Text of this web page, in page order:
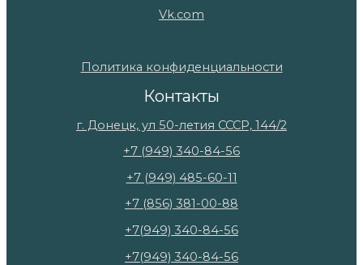
Vk.com
Политика конфиденциальности
Контакты
г. Донецк, ул 50-летия СССР, 144/2
+7 (949) 340-84-56
+7 (949) 485-60-11
+7 (856) 381-00-88
+7(949) 340-84-56
+7(949) 340-84-56